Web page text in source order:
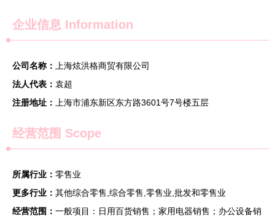
企业信息 Information
公司名称：
上海炫洪格商贸有限公司
法人代表： 袁超
注册地址：
上海市浦东新区东方路3601号7号楼五层
经营范围 Scope
所属行业： 零售业
更多行业： 其他综合零售,综合零售,零售业,批发和零售业
经营范围： 一般项目：日用百货销售；家用电器销售；办公设备销